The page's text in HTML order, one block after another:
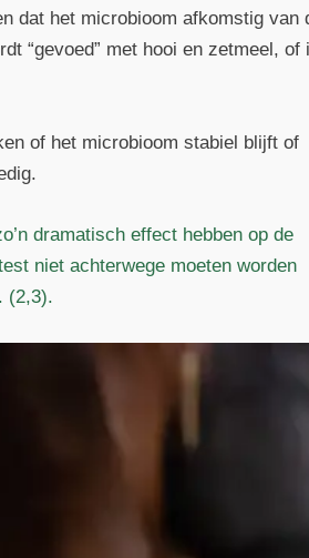
dat het microbioom afkomstig van
“gevoed” met hooi en zetmeel, of
of het microbioom stabiel blijft of
dramatisch effect hebben op de
niet achterwege moeten worden
(2,3).